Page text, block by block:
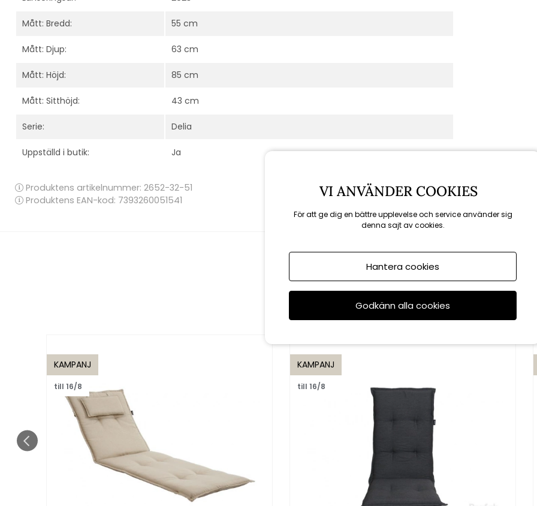
Mått: Bredd: 55 cm
Mått: Djup: 63 cm
Mått: Höjd: 85 cm
Mått: Sitthöjd: 43 cm
Serie: Delia
Uppställd i butik: Ja
Produktens artikelnummer: 2652-32-51
Produktens EAN-kod: 7393260051541
Rekommenderade tillbehör
KAMPANJ
till 16/8
KAMPANJ
till 16/8
VI ANVÄNDER COOKIES
För att ge dig en bättre upplevelse och service använder sig
denna sajt av cookies.
Hantera cookies
Godkänn alla cookies